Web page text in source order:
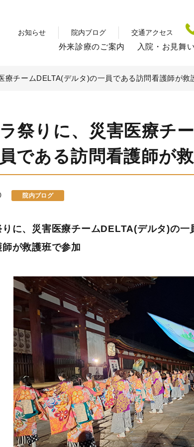
お知らせ 院内ブログ 交通アクセス
入院・お見舞
外来診療のご案内
療チームDELTA(デルタ)の一員である訪問看護師が救
祭りに、災害医療チ
である訪問看護師が
院内ブログ
りに、災害医療チームDELTA(デルタ)の一
が救護班で参加